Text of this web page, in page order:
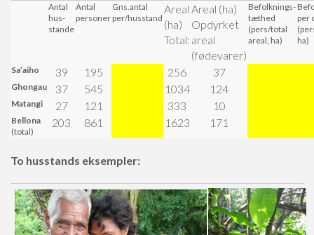
Antal
hus-
stande
Antal
personer
Gns.antal
per/husstand
Areal
(ha)
Total:
Areal (ha)
Opdyrket
areal
(fødevarer)
Befolknings-
tæthed
(pers/total
areal, ha)
per
ha)
Sa’aiho 39 195 256 37
Ghongau 37 545 1034 124
Matangi 27 121 333 10
Bellona
(total)
203 861 1623 171
To husstands eksempler: